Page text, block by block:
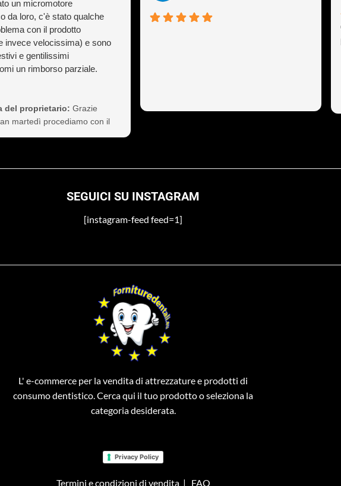
un micromotore
da loro, c'è stato qualche
con il prodotto
invece velocissima) e sono
e gentilissimi
un rimborso parziale.
capitare a tutti ma gestirlo
non è cosa da poco,
così il cliente a vita).
consigliati
del proprietario: Grazie
martedì procediamo con il
SEGUICI SU INSTAGRAM
[instagram-feed feed=1]
L' e-commerce per la vendita di attrezzature e prodotti di
consumo dentistico. Cerca qui il tuo prodotto o seleziona la
categoria desiderata.
Privacy Policy
Termini e condizioni di vendita| FAQ